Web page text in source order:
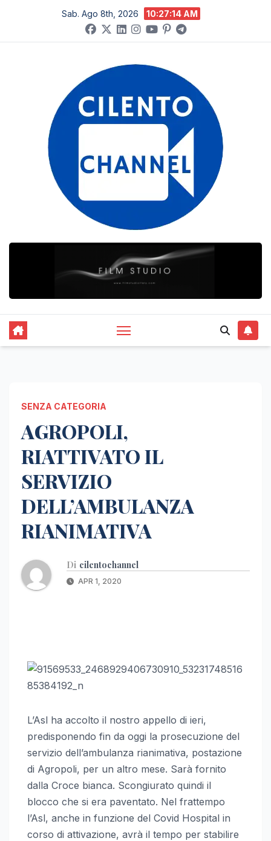
contenuto
Sab. Ago 8th, 2026 10:27:15 AM
SENZA CATEGORIA
AGROPOLI,
RIATTIVATO IL
SERVIZIO
DELL’AMBULANZA
RIANIMATIVA
Di cilentochannel
APR 1, 2020
L’Asl ha accolto il nostro appello di ieri,
predisponendo fin da oggi la prosecuzione del
servizio dell’ambulanza rianimativa, postazione
di Agropoli, per un altro mese. Sarà fornito
dalla Croce bianca. Scongiurato quindi il
blocco che si era paventato. Nel frattempo
l’Asl, anche in funzione del Covid Hospital in
corso di attivazione, avrà il tempo per stabilire